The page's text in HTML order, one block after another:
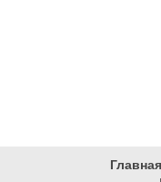
Главная